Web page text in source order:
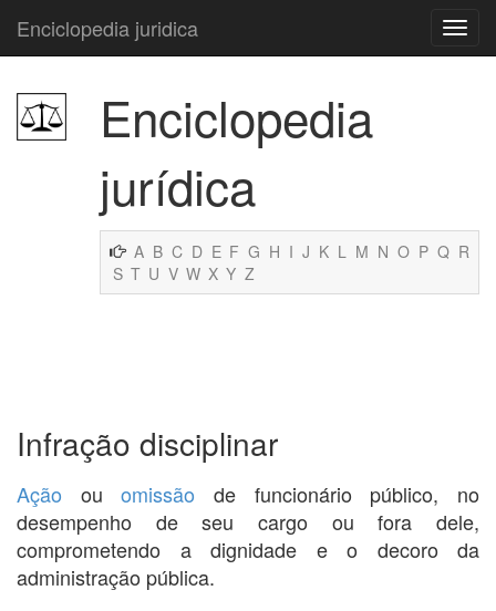
Enciclopedia juridica
Enciclopedia
jurídica
A B C D E F G H I J K L M N O P Q R
S T U V W X Y Z
Infração disciplinar
Ação ouomissão de funcionário público, no
desempenho de seu cargo ou fora dele,
comprometendo a dignidade e o decoro da
administração pública.